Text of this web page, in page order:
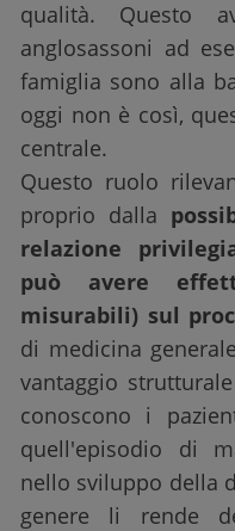
qualità. Questo
anglosassoni ad
famiglia sono alla
oggi non è così,
centrale.
Questo ruolo
proprio dalla
relazione
può avere
misurabili) sul
di medicina
vantaggio
conoscono i
quell'episodio di
nello sviluppo della
genere li rende